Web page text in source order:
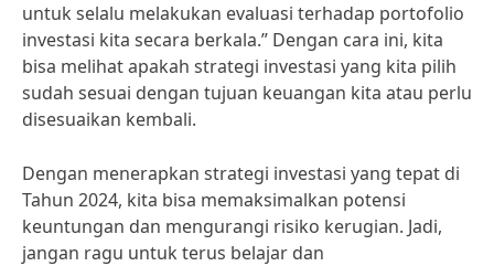
untuk selalu melakukan evaluasi terhadap portofolio
investasi kita secara berkala.” Dengan cara ini, kita
bisa melihat apakah strategi investasi yang kita pilih
sudah sesuai dengan tujuan keuangan kita atau perlu
disesuaikan kembali.
Dengan menerapkan strategi investasi yang tepat di
Tahun 2024, kita bisa memaksimalkan potensi
keuntungan dan mengurangi risiko kerugian. Jadi,
jangan ragu untuk terus belajar dan